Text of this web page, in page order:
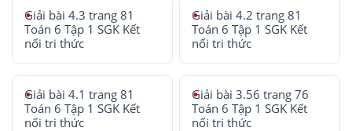
Giải bài 4.3 trang 81
Toán 6 Tập 1 SGK Kết
nối tri thức
Giải bài 4.2 trang 81
Toán 6 Tập 1 SGK Kết
nối tri thức
Giải bài 4.1 trang 81
Toán 6 Tập 1 SGK Kết
nối tri thức
Giải bài 3.56 trang 76
Toán 6 Tập 1 SGK Kết
nối tri thức